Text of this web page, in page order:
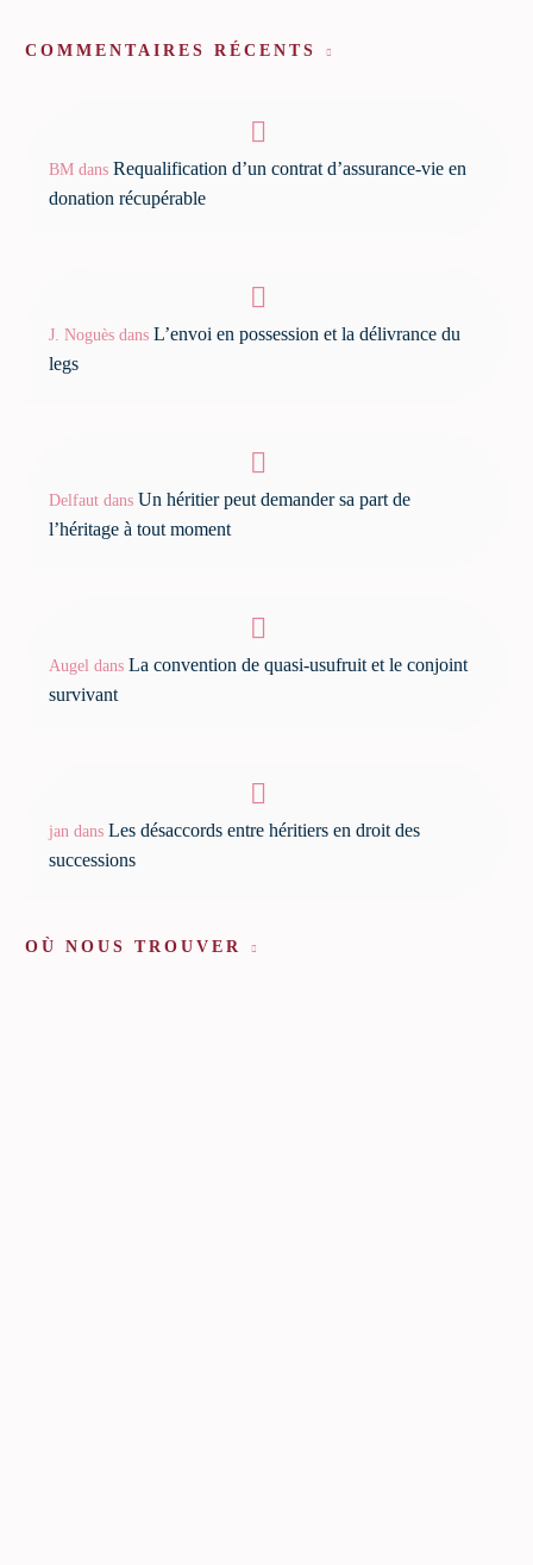
COMMENTAIRES RÉCENTS
BM dans Requalification d’un contrat d’assurance-vie en
donation récupérable
J. Noguès dans L’envoi en possession et la délivrance du
legs
Delfaut dans Un héritier peut demander sa part de
l’héritage à tout moment
Augel dans La convention de quasi-usufruit et le conjoint
survivant
jan dans Les désaccords entre héritiers en droit des
successions
OÙ NOUS TROUVER